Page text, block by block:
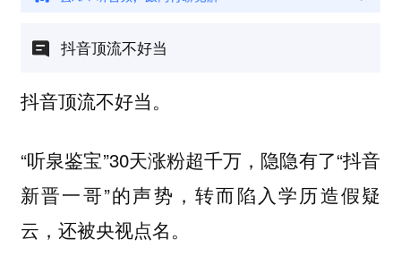
抖音顶流不好当
抖音顶流不好当。
“听泉鉴宝”30天涨粉超千万，隐隐有了“抖音
新晋一哥”的声势，转而陷入学历造假疑
云，还被央视点名。